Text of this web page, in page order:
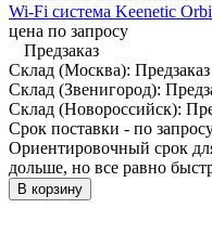
Wi-Fi система Keenetic
цена по запросу
Предзаказ
Склад (Москва): Предзаказ
Склад (Звенигород):
Склад (Новороссийск):
Срок поставки - по
Ориентировочный срок
дольше, но все равно
В корзину